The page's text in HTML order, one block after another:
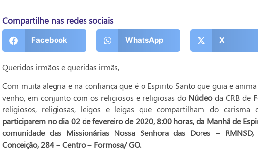
Compartilhe nas redes sociais
Facebook WhatsApp X
Queridos irmãos e queridas irmãs,
Com muita alegria e na confiança que é o Espirito Santo que guia e
venho, em conjunto com os religiosos e religiosas do Núcleoda CRB de
religiosos, religiosas, leigos e leigas que compartilham do carisma
participarem no dia 02 de fevereiro de 2020, 8:00 horas, da Manhã de
comunidade das Missionárias Nossa Senhora das Dores – RMNSD,
Conceição, 284 – Centro – Formosa/ GO.